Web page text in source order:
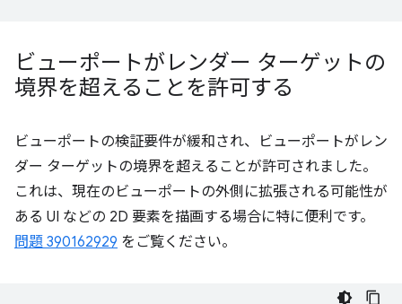
ビューポートがレンダー ターゲットの
境界を超えることを許可する
ビューポートの検証要件が緩和され、ビューポートがレン
ダー ターゲットの境界を超えることが許可されました。
これは、現在のビューポートの外側に拡張される可能性が
ある UI などの 2D 要素を描画する場合に特に便利です。
問題 390162929 をご覧ください。